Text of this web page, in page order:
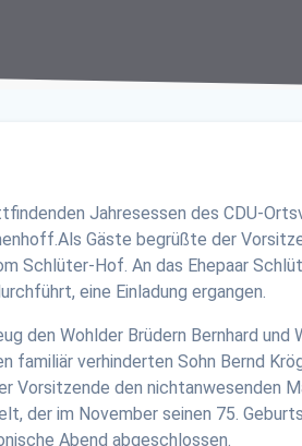
Jahresessen des CDU-
Gäste begrüßte der
Schlüter-Hof. An das Ehepaar
eine Einladung ergangen.
den Wohlder Brüdern Bernhard und
familiär verhinderten Sohn Bernd
den nichtanwesenden
der im November seinen 75.
Abend abgeschlossen.